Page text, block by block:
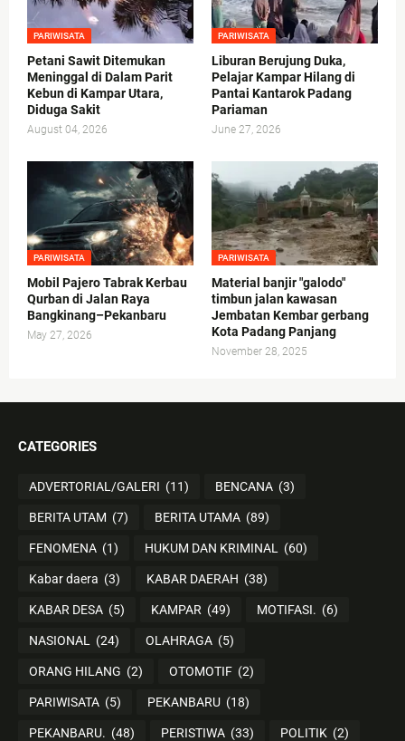
PARIWISATA
Petani Sawit Ditemukan
Meninggal di Dalam Parit
Kebun di Kampar Utara,
Diduga Sakit
August 04, 2026
PARIWISATA
Liburan Berujung Duka,
Pelajar Kampar Hilang di
Pantai Kantarok Padang
Pariaman
June 27, 2026
PARIWISATA
Mobil Pajero Tabrak Kerbau
Qurban di Jalan Raya
Bangkinang–Pekanbaru
May 27, 2026
PARIWISATA
Material banjir "galodo"
timbun jalan kawasan
Jembatan Kembar gerbang
Kota Padang Panjang
November 28, 2025
CATEGORIES
ADVERTORIAL/GALERI (11) BENCANA (3)
BERITA UTAM (7) BERITA UTAMA (89)
FENOMENA (1) HUKUM DAN KRIMINAL (60)
Kabar daera (3) KABAR DAERAH (38)
KABAR DESA (5) KAMPAR (49) MOTIFASI. (6)
NASIONAL (24) OLAHRAGA (5)
ORANG HILANG (2) OTOMOTIF (2)
PARIWISATA (5) PEKANBARU (18)
PEKANBARU. (48) PERISTIWA (33) POLITIK (2)